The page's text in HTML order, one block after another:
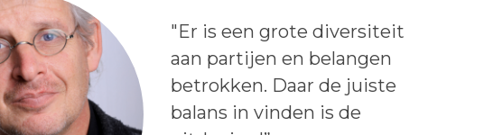
Lees het bericht:
"Er is een grote diversiteit
aan partijen en belangen
betrokken. Daar de juiste
balans in vinden is de